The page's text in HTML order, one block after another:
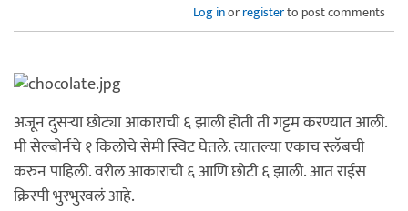
Log inorregisterto post comments
अजून दुसर्‍या छोट्या आकाराची ६ झाली होती ती गट्टम करण्यात आली.
मी सेल्बोर्नचे १ किलोचे सेमी स्विट घेतले. त्यातल्या एकाच स्लॅबची
करुन पाहिली. वरील आकाराची ६ आणि छोटी ६ झाली. आत राईस
क्रिस्पी भुरभुरवलं आहे.